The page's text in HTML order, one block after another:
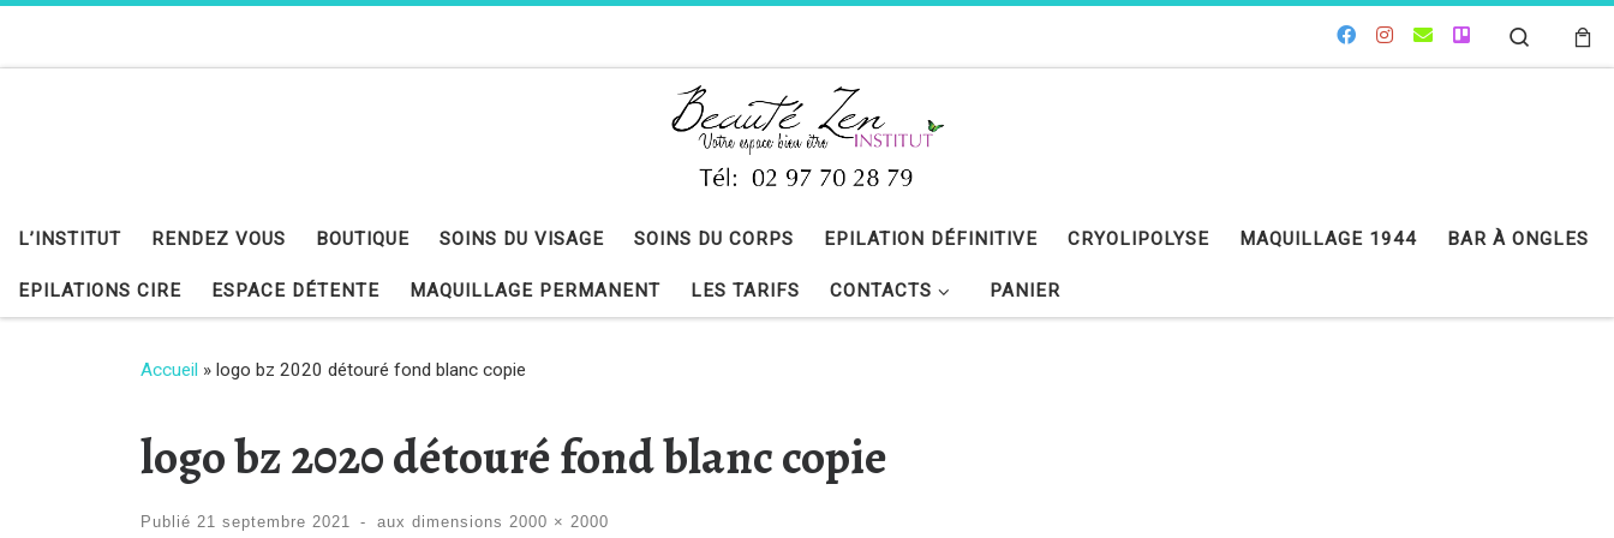
Search
L’INSTITUT RENDEZ VOUS BOUTIQUE SOINS DU VISAGE SOINS DU CORPS EPILATION DÉFINITIVE CRYOLIPOLYSE MAQUILLAGE 1944 BAR À ONGLES
EPILATIONS CIRE ESPACE DÉTENTE MAQUILLAGE PERMANENT LES TARIFS CONTACTS PANIER
Accueil » logo bz 2020 détouré fond blanc copie
logo bz 2020 détouré fond blanc copie
Publié 21 septembre 2021 - aux dimensions 2000 × 2000